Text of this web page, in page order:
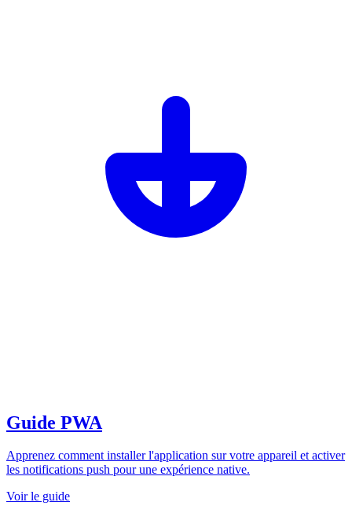
Guide PWA
Apprenez comment installer l'application sur votre appareil et activer
les notifications push pour une expérience native.
Voir le guide